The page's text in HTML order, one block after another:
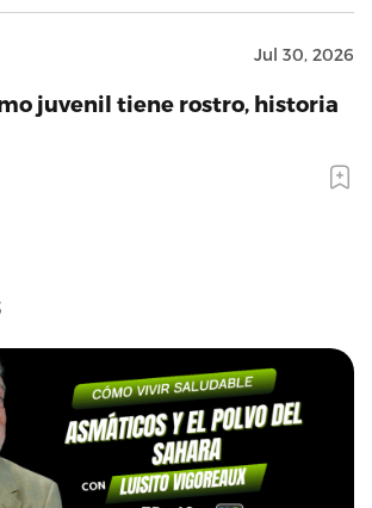
Jul 30, 2026
juvenil tiene rostro, historia